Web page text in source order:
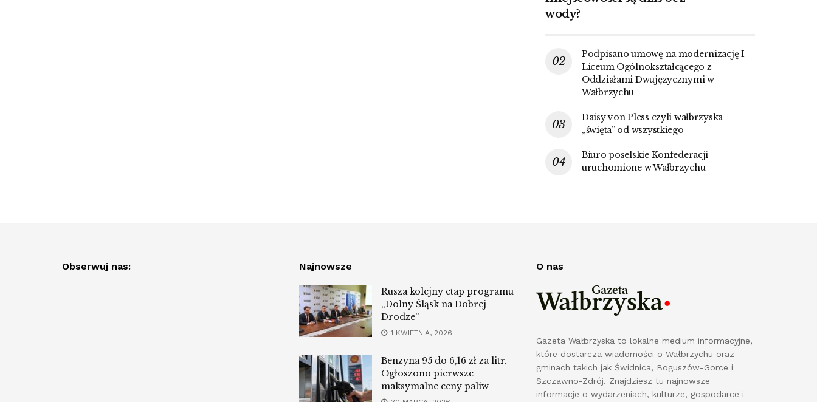
wody?
Podpisano umowę na modernizację I
Liceum Ogólnokształcącego z
Oddziałami Dwujęzycznymi w
Wałbrzychu
Daisy von Pless czyli wałbrzyska
„święta” od wszystkiego
Biuro poselskie Konfederacji
uruchomione w Wałbrzychu
Obserwuj nas: Najnowsze
Rusza kolejny etap programu
„Dolny Śląsk na Dobrej
Drodze”
1 KWIETNIA, 2026
Benzyna 95 do 6,16 zł za litr.
Ogłoszono pierwsze
maksymalne ceny paliw
O nas
Gazeta Wałbrzyska to lokalne medium informacyjne,
które dostarcza wiadomości o Wałbrzychu oraz
gminach takich jak Świdnica, Boguszów-Gorce i
Szczawno-Zdrój. Znajdziesz tu najnowsze
informacje o wydarzeniach, kulturze, gospodarce i